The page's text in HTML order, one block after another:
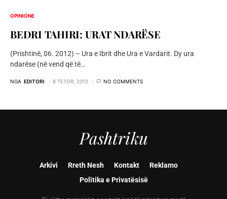
OPINIONE
BEDRI TAHIRI: URAT NDARËSE
(Prishtinë, 06. 2012) – Ura e Ibrit dhe Ura e Vardarit. Dy ura
ndarёse (nё vend qё tё…
NGA EDITORI 6 TETOR, 2012 NO COMMENTS
Pashtriku
Arkivi Rreth Nesh Kontakt
Reklamo
Politika e Privatësisë